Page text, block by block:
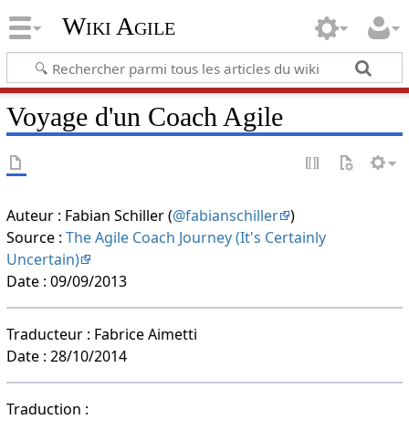
Wiki Agile
Voyage d'un Coach Agile
Auteur : Fabian Schiller (@fabianschiller )
Source : The Agile Coach Journey (It's Certainly
Uncertain)
Date : 09/09/2013
Traducteur : Fabrice Aimetti
Date : 28/10/2014
Traduction :